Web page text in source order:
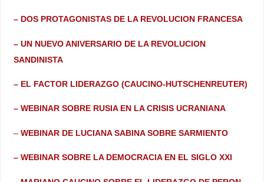
– DOS PROTAGONISTAS DE LA REVOLUCION FRANCESA
– UN NUEVO ANIVERSARIO DE LA REVOLUCION
SANDINISTA
– EL FACTOR LIDERAZGO (CAUCINO-HUTSCHENREUTER)
– WEBINAR SOBRE RUSIA EN LA CRISIS UCRANIANA
–WEBINAR DE LUCIANA SABINA SOBRE SARMIENTO
– WEBINAR SOBRE LA DEMOCRACIA EN EL SIGLO XXI